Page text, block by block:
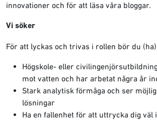
innovationer och för att läsa våra bloggar.
Vi söker
För att lyckas och trivas i rollen bör du
Högskole- eller
mot vatten och har arbetat några år
Stark analytisk förmåga och ser
lösningar
Ha en fallenhet för att uttrycka dig väl